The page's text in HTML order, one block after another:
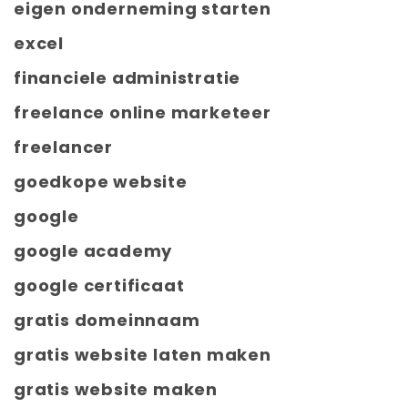
eigen onderneming starten
excel
financiele administratie
freelance online marketeer
freelancer
goedkope website
google
google academy
google certificaat
gratis domeinnaam
gratis website laten maken
gratis website maken